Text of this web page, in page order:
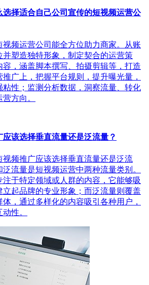
选择适合自己公司宣传的短视频运营公
视频运营公司能全方位助力商家。从账
并塑造独特形象，制定契合的运营策
容，涵盖脚本撰写、拍摄剪辑等，打造
广上，把握平台规则，提升曝光量，
粘性；监测分析数据，洞察流量、转化
方向。
应该选择垂直流量还是泛流量？
视频推广应该选择垂直流量还是泛流
流量是短视频运营中两种流量类别。
注于特定领域或人群的内容，它能够吸
立起品牌的专业形象；而泛流量则覆盖
，通过多样化的内容吸引各种用户，
性。